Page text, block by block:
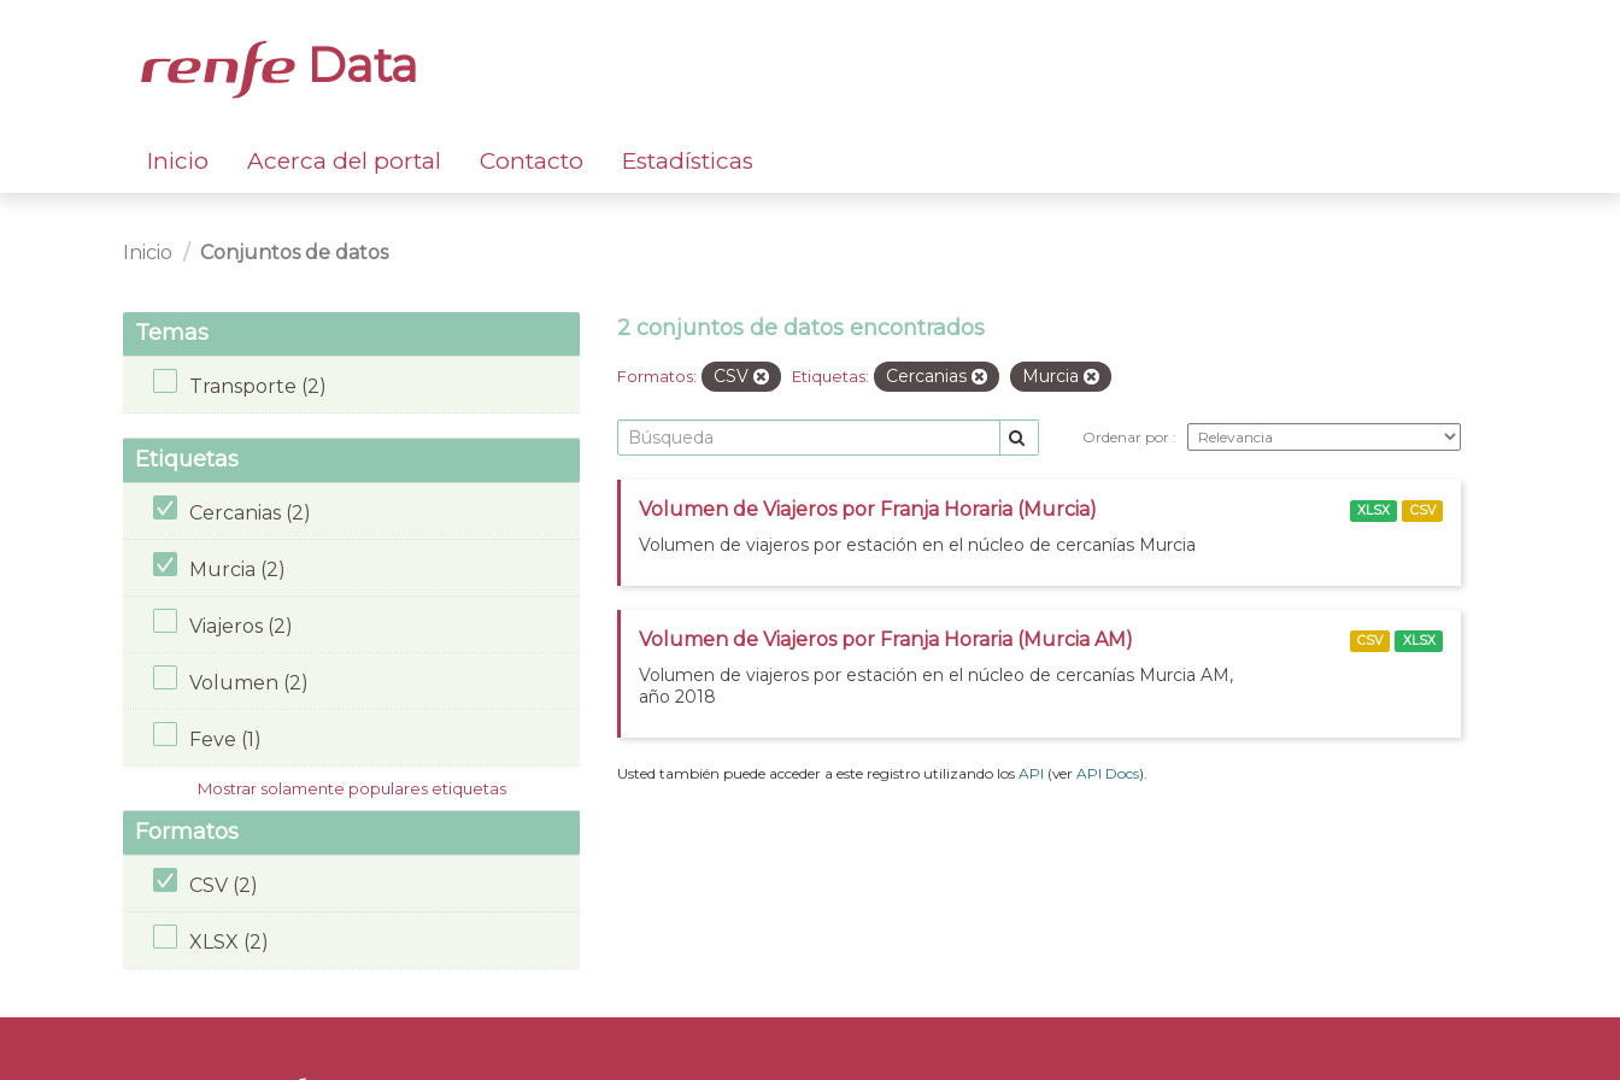
Data
Inicio Acerca del portal Contacto Estadísticas
Inicio Conjuntos de datos
Temas
Transporte (2)
Etiquetas
Cercanias (2)
Murcia (2)
Viajeros (2)
Volumen (2)
Feve (1)
Mostrar solamente populares etiquetas
Formatos
CSV (2)
XLSX (2)
2 conjuntos de datos encontrados
Formatos: CSV Etiquetas: Cercanias Murcia
Ordenar por
Volumen de Viajeros por Franja Horaria (Murcia)
Volumen de viajeros por estación en el núcleo de cercanías Murcia
XLSX CSV
Volumen de Viajeros por Franja Horaria (Murcia AM)
Volumen de viajeros por estación en el núcleo de cercanías Murcia AM,
año 2018
CSV XLSX
Usted también puede acceder a este registro utilizando los API (ver API Docs).